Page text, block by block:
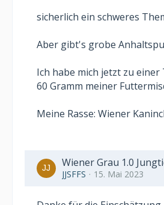
sicherlich ein schweres
Aber gibt's grobe
Ich habe mich jetzt zu einer
60 Gramm meiner
Meine Rasse: Wiener
Wiener Grau 1.0
JJSFFS 15. Mai 2023